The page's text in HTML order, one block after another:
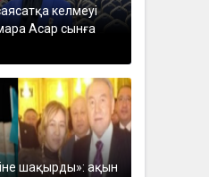
келмеуі
Асар сынға
шақырды»: ақын